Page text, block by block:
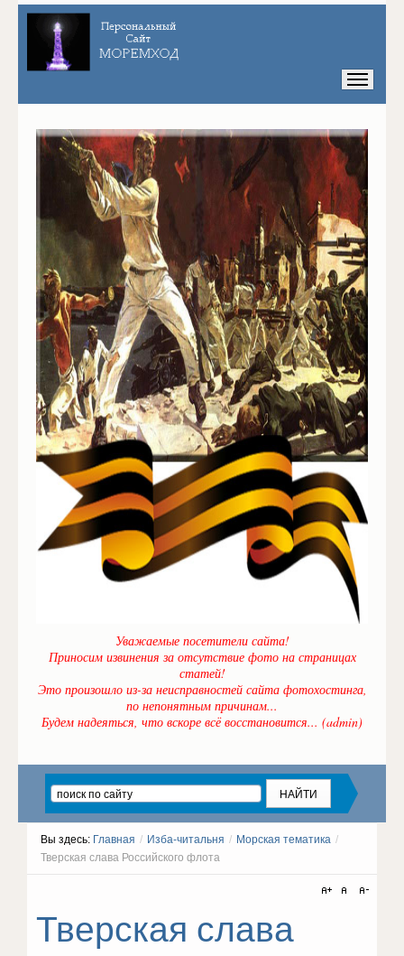
Уважаемые посетители сайта!
Приносим извинения за отсутствие фото на страницах
статей!
Это произошло из-за неисправностей сайта фотохостинга,
по непонятным причинам...
Будем надеяться, что вскоре всё восстановится... (admin)
Вы здесь: Главная / Изба-читальня / Морская тематика /
Тверская слава Российского флота
Тверская слава